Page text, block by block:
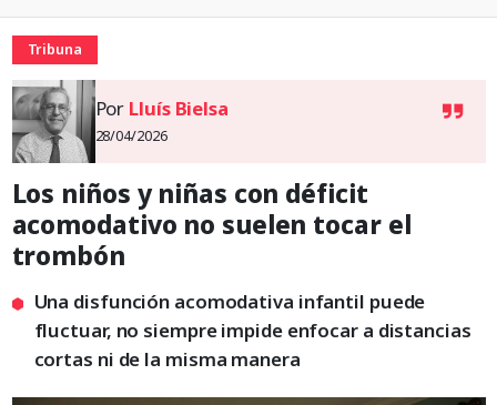
Tribuna
Por Lluís Bielsa
28/04/2026
Los niños y niñas con déficit
acomodativo no suelen tocar el
trombón
Una disfunción acomodativa infantil puede
fluctuar, no siempre impide enfocar a distancias
cortas ni de la misma manera